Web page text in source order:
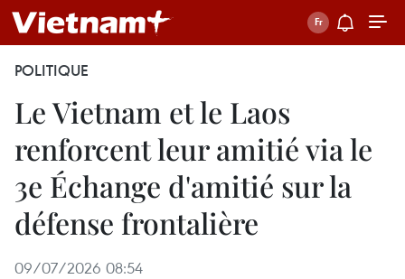
POLITIQUE
Le Vietnam et le Laos
renforcent leur amitié via le
3e Échange d'amitié sur la
défense frontalière
09/07/2026 08:54